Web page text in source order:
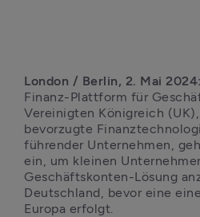
London / Berlin, 2. Mai 2024:
Finanz-Plattform für
Vereinigten Königreich
bevorzugte
führender Unternehmen,
ein, um kleinen
Geschäftskonten-Lösung
Deutschland, bevor eine
Europa erfolgt.